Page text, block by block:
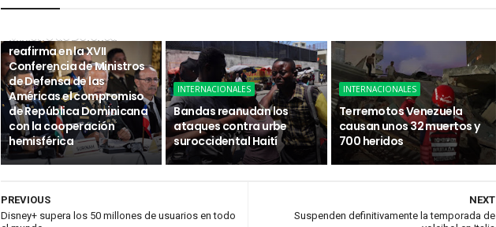
Ministro de Defensa
reafirma en la XVII
Conferencia de Ministros
de Defensa de las
Américas el compromiso
de República Dominicana
con la cooperación
hemisférica
INTERNACIONALES
Bandas reanudan los
ataques contra urbe
suroccidental Haití
INTERNACIONALES
Terremotos Venezuela
causan unos 32 muertos y
700 heridos
NEXT
Suspenden definitivamente la temporada de
PREVIOUS
Disney+ supera los 50 millones de usuarios en todo